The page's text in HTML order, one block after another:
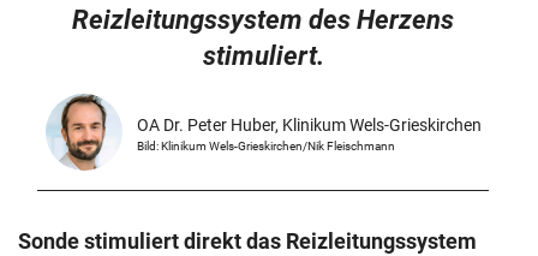
Reizleitungssystem des Herzens
stimuliert.
OA Dr. Peter Huber, Klinikum Wels-Grieskirchen
Bild: Klinikum Wels-Grieskirchen/Nik Fleischmann
Sonde stimuliert direkt das Reizleitungssystem